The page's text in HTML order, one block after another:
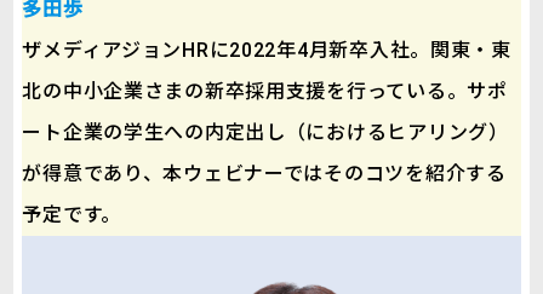
多田歩
ザメディアジョンHRに2022年4月新卒入社。関東・東
北の中小企業さまの新卒採用支援を行っている。サポ
ート企業の学生への内定出し（におけるヒアリング）
が得意であり、本ウェビナーではそのコツを紹介する
予定です。